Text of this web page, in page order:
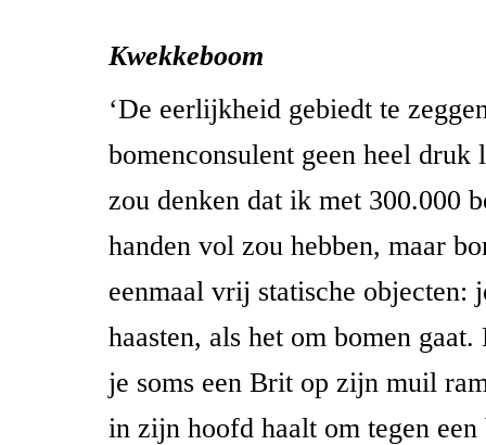
Kwekkeboom
‘De eerlijkheid gebiedt te
bomenconsulent geen heel druk
zou denken dat ik met 300.000
handen vol zou hebben, maar
eenmaal vrij statische objecten:
haasten, als het om bomen
je soms een Brit op zijn muil
in zijn hoofd haalt om tegen een